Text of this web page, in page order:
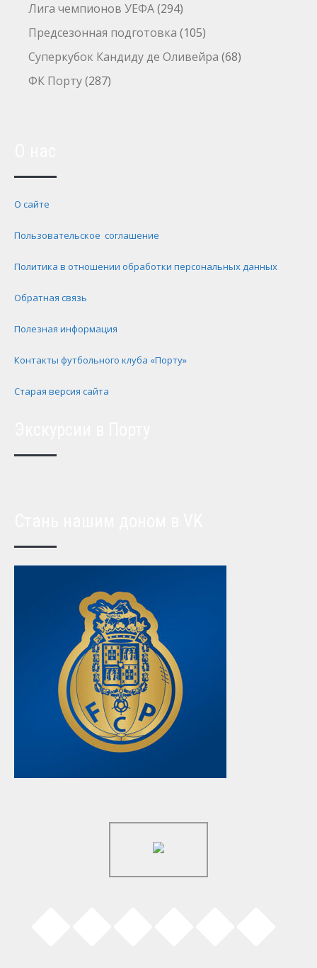
Лига чемпионов УЕФА(294)
Предсезонная подготовка (105)
Суперкубок Кандиду де Оливейра (68)
ФК Порту(287)
О сайте
Пользовательское соглашение
Политика в отношении обработки персональных данных
Обратная связь
Полезная информация
Контакты футбольного клуба «Порту»
Старая версия сайта